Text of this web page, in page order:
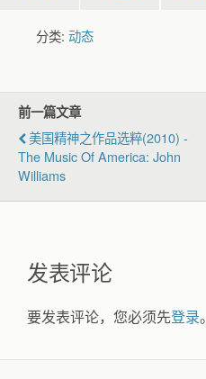
分类: 动态
前一篇文章
美国精神之作品选粹(2010) -
The Music Of America: John
Williams
发表评论
要发表评论，您必须先登录。